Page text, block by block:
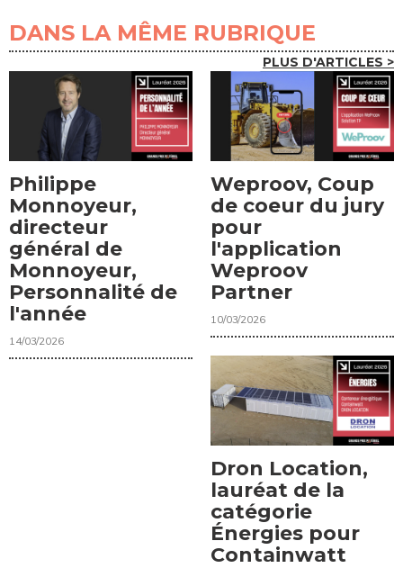
DANS LA MÊME RUBRIQUE
PLUS D'ARTICLES >
Philippe
Monnoyeur,
directeur
général de
Monnoyeur,
Personnalité de
l'année
14/03/2026
Weproov, Coup
de coeur du jury
pour
l'application
Weproov
Partner
10/03/2026
Dron Location,
lauréat de la
catégorie
Énergies pour
Containwatt